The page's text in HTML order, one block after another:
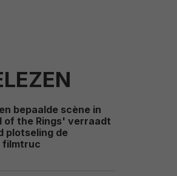
bepaalde scène in
of the Rings' verraadt
plotseling de
filmtruc